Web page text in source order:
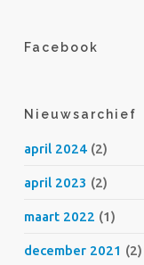
Facebook
Nieuwsarchief
april 2024(2)
april 2023 (2)
maart 2022 (1)
december 2021 (2)